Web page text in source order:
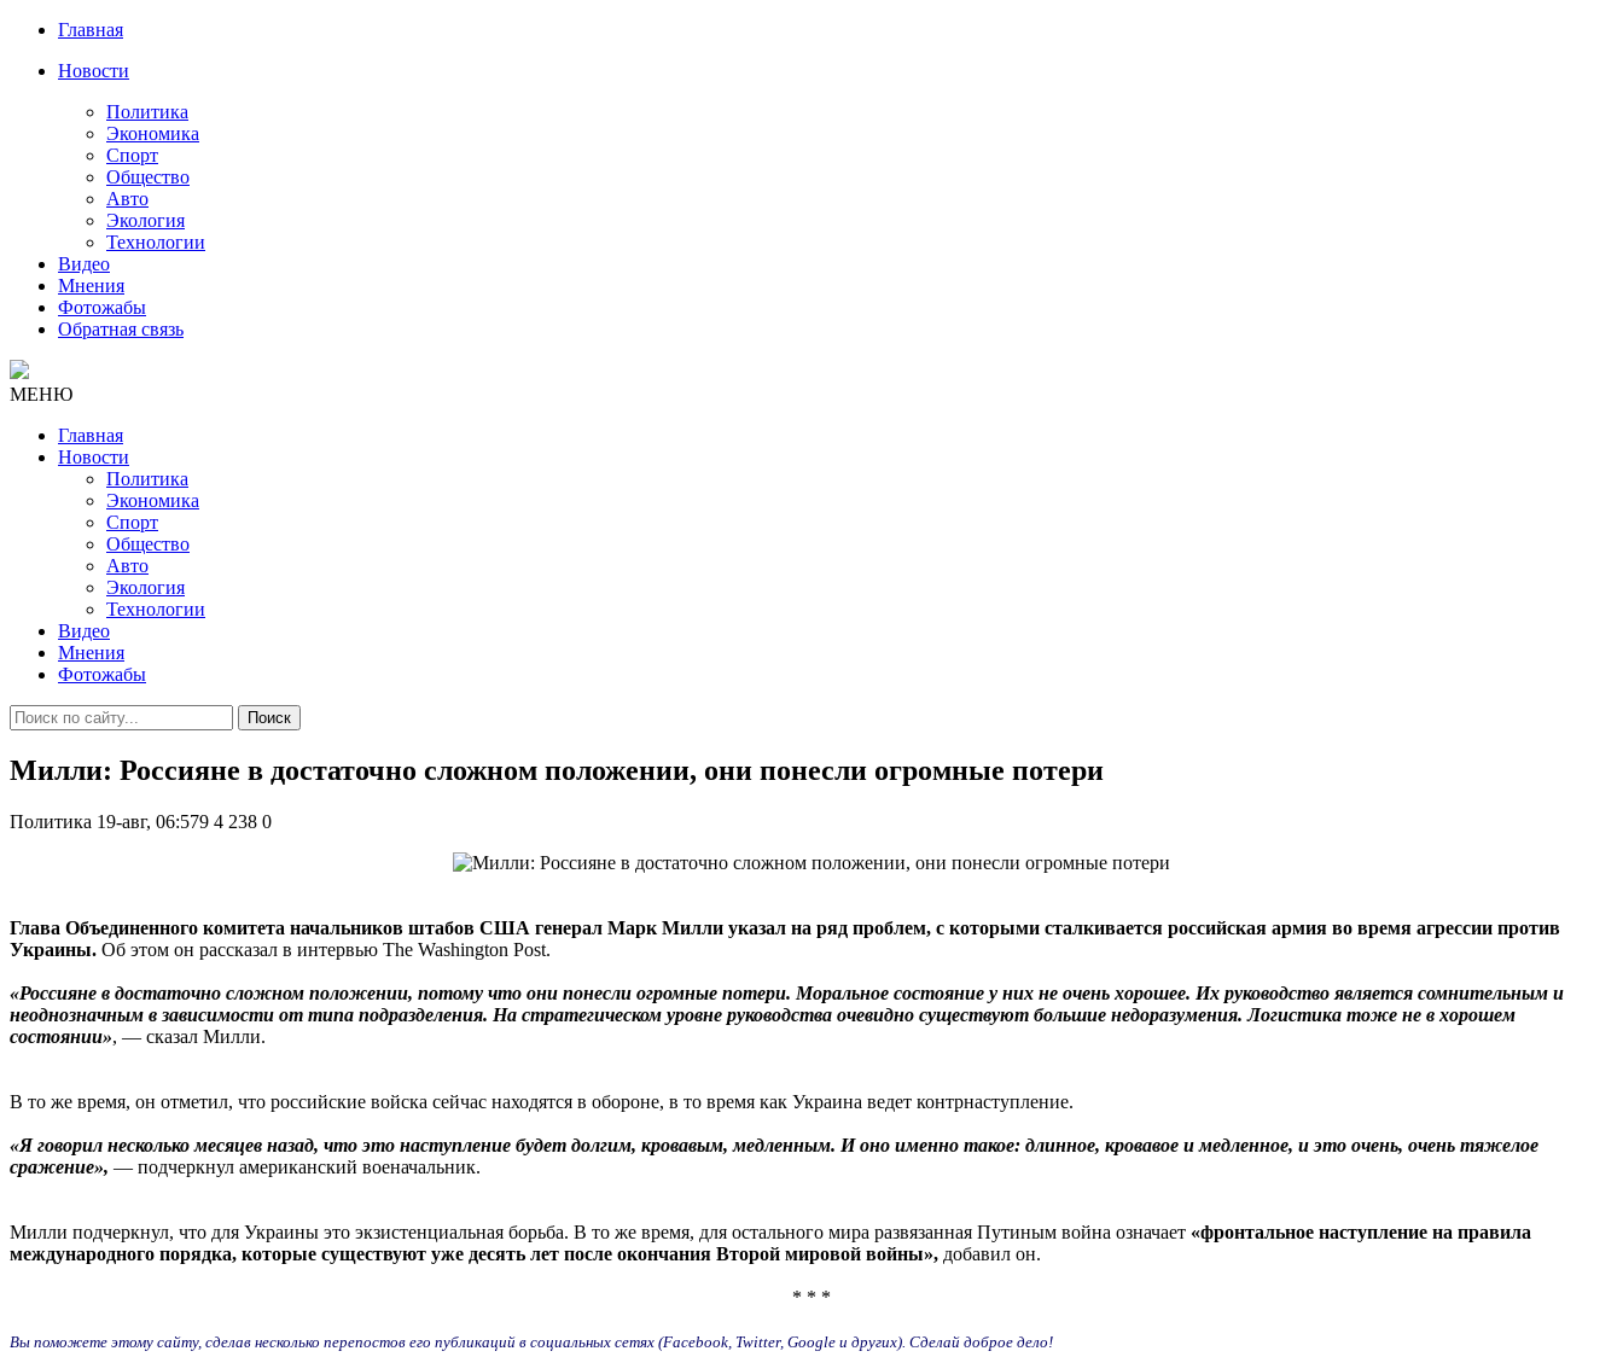
Главная
Новости
Политика
Экономика
Спорт
Общество
Авто
Экология
Технологии
Видео
Мнения
Фотожабы
Обратная связь
МЕНЮ
Главная
Новости
Политика
Экономика
Спорт
Общество
Авто
Экология
Технологии
Видео
Мнения
Фотожабы
Поиск
Милли: Россияне в достаточно сложном положении, они понесли огромные потери
Политика 19-авг, 06:579 4 238 0
Глава Объединенного комитета начальников штабов США генерал Марк Милли указал на ряд проблем, с которыми сталкивается российская армия во время агрессии против
Украины. Об этом он рассказал в интервью The Washington Post.
«Россияне в достаточно сложном положении, потому что они понесли огромные потери. Моральное состояние у них не очень хорошее. Их руководство является сомнительным и
неоднозначным в зависимости от типа подразделения. На стратегическом уровне руководства очевидно существуют большие недоразумения. Логистика тоже не в хорошем
состоянии», — сказал Милли.
В то же время, он отметил, что российские войска сейчас находятся в обороне, в то время как Украина ведет контрнаступление.
«Я говорил несколько месяцев назад, что это наступление будет долгим, кровавым, медленным. И оно именно такое: длинное, кровавое и медленное, и это очень, очень тяжелое
сражение», — подчеркнул американский военачальник.
Милли подчеркнул, что для Украины это экзистенциальная борьба. В то же время, для остального мира развязанная Путиным война означает «фронтальное наступление на правила
международного порядка, которые существуют уже десять лет после окончания Второй мировой войны», добавил он.
* * *
Вы поможете этому сайту, сделав несколько перепостов его публикаций в социальных сетях (Facebook, Twitter, Google и других). Сделай доброе дело!